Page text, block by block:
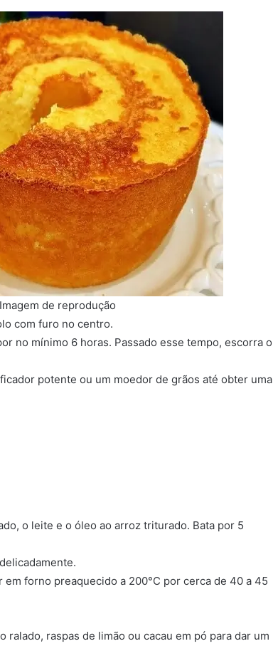
de reprodução
com furo no centro.
no mínimo 6 horas. Passado esse tempo, escorra o
potente ou um moedor de grãos até obter uma
o leite e o óleo ao arroz triturado. Bata por 5
forno preaquecido a 200°C por cerca de 40 a 45
raspas de limão ou cacau em pó para dar um